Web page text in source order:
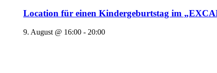
Location für einen Kindergeburtstag im
9. August @ 16:00 - 20:00